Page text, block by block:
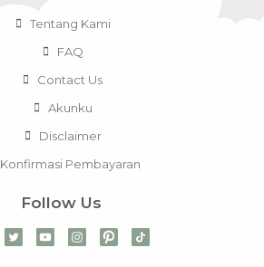
Tentang Kami
FAQ
Contact Us
Akunku
Disclaimer
Konfirmasi Pembayaran
Follow Us